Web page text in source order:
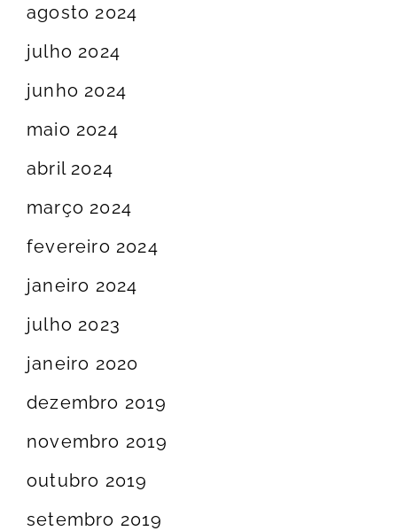
agosto 2024
julho 2024
junho 2024
maio 2024
abril 2024
março 2024
fevereiro 2024
janeiro 2024
julho 2023
janeiro 2020
dezembro 2019
novembro 2019
outubro 2019
setembro 2019